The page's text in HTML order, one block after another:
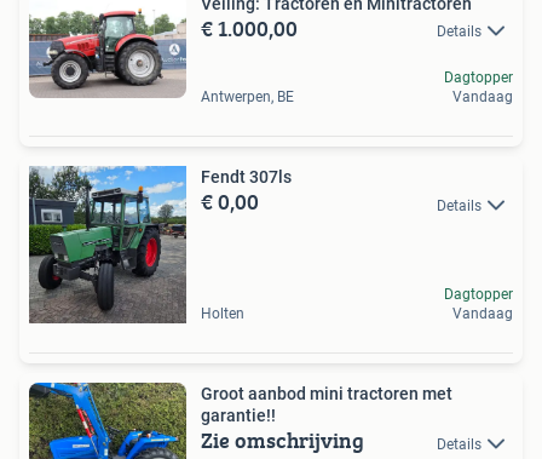
€ 1.000,00 Details
Antwerpen, BE
Dagtopper
Vandaag
Fendt 307ls
€ 0,00 Details
Holten
Dagtopper
Vandaag
Groot aanbod mini tractoren met
garantie!!
Zie omschrijving Details